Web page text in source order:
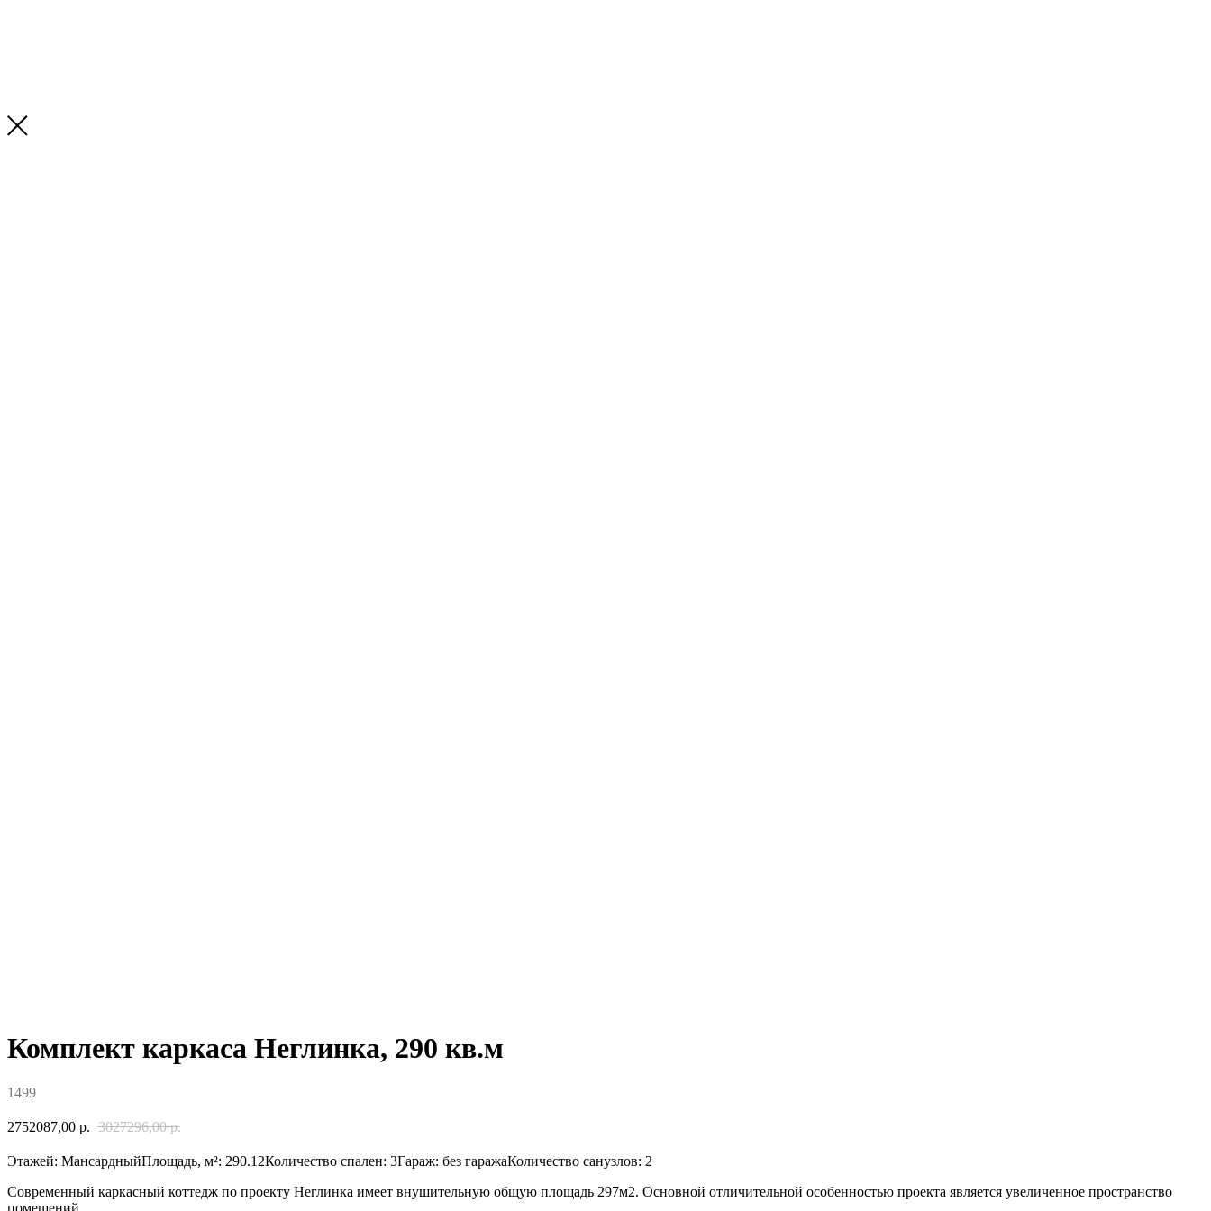
Комплект каркаса Неглинка, 290 кв.м
1499
2752087,00 р. 3027296,00 р.
Этажей: МансардныйПлощадь, м²: 290.12Количество спален: 3Гараж: без гаражаКоличество санузлов: 2
Современный каркасный коттедж по проекту Неглинка имеет внушительную общую площадь 297м2. Основной отличительной особенностью проекта является увеличенное пространство
помещений.